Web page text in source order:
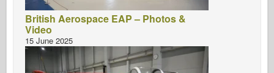
British Aerospace EAP – Photos &
Video
15 June 2025